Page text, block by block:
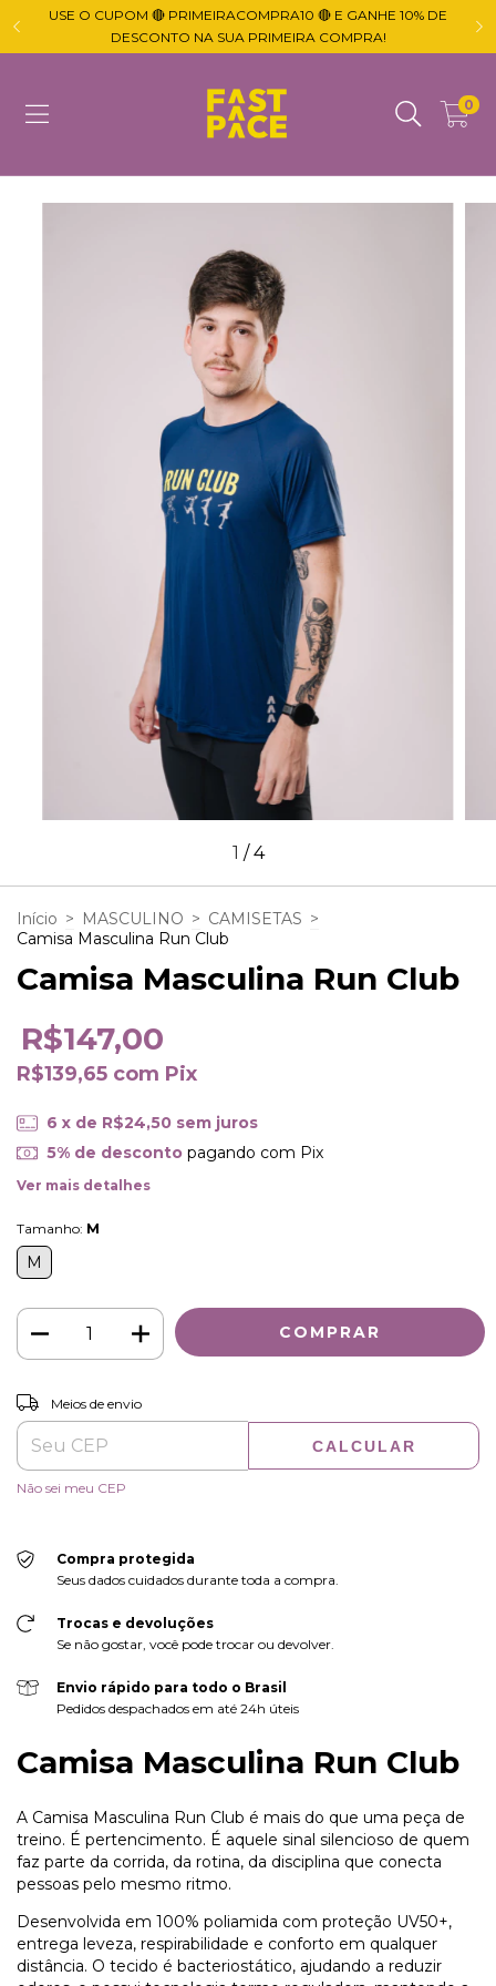
USE O CUPOM 🔴 PRIMEIRACOMPRA10 🔴 E GANHE 10% DE
DESCONTO NA SUA PRIMEIRA COMPRA!
0
1 /4
Início > MASCULINO > CAMISETAS >
Camisa Masculina Run Club
Camisa Masculina Run Club
R$147,00
R$139,65 com Pix
6 x de R$24,50 sem juros
5% de descontopagando com Pix
Ver mais detalhes
Tamanho: M
M
Entregas para o CEP:
Meios de envio
CALCULAR
Não sei meu CEP
Compra protegida
Seus dados cuidados durante toda a compra.
Trocas e devoluções
Se não gostar, você pode trocar ou devolver.
Envio rápido para todo o Brasil
Pedidos despachados em até 24h úteis
Camisa Masculina Run Club
A Camisa Masculina Run Club é mais do que uma peça de
treino. É pertencimento. É aquele sinal silencioso de quem
faz parte da corrida, da rotina, da disciplina que conecta
pessoas pelo mesmo ritmo.
Desenvolvida em 100% poliamida com proteção UV50+,
entrega leveza, respirabilidade e conforto em qualquer
distância. O tecido é bacteriostático, ajudando a reduzir